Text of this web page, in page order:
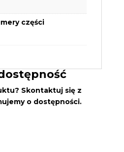
części
Skontaktuj się z
o dostępności.